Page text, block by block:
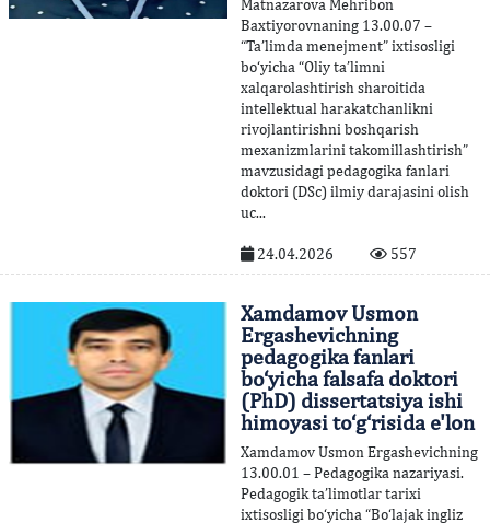
Matnazarova Mehribon
Baxtiyorovnaning 13.00.07 –
“Ta’limda menejment” ixtisosligi
bo‘yicha “Oliy ta’limni
xalqarolashtirish sharoitida
intellektual harakatchanlikni
rivojlantirishni boshqarish
mexanizmlarini takomillashtirish”
mavzusidagi pedagogika fanlari
doktori (DSc) ilmiy darajasini olish
uc...
24.04.2026 557
Xamdamov Usmon
Ergashevichning
pedagogika fanlari
bo‘yicha falsafa doktori
(PhD) dissertatsiya ishi
himoyasi to‘g‘risida e'lon
Xamdamov Usmon Ergashevichning
13.00.01 – Pedagogika nazariyasi.
Pedagogik ta’limotlar tarixi
ixtisosligi bo‘yicha “Bo‘lajak ingliz